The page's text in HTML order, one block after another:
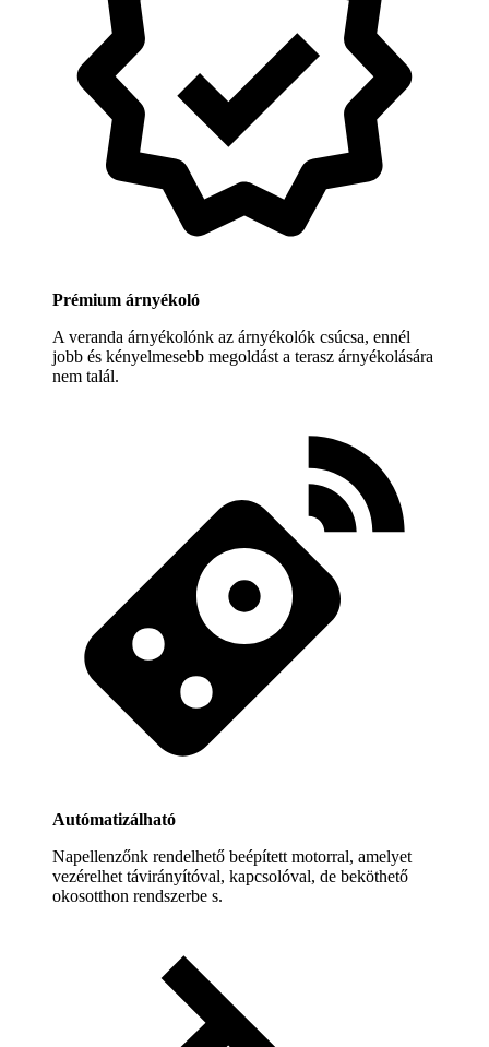
Prémium árnyékoló
A veranda árnyékolónk az árnyékolók csúcsa, ennél
jobb és kényelmesebb megoldást a terasz árnyékolására
nem talál.
Autómatizálható
Napellenzőnk rendelhető beépített motorral, amelyet
vezérelhet távirányítóval, kapcsolóval, de beköthető
okosotthon rendszerbe s.